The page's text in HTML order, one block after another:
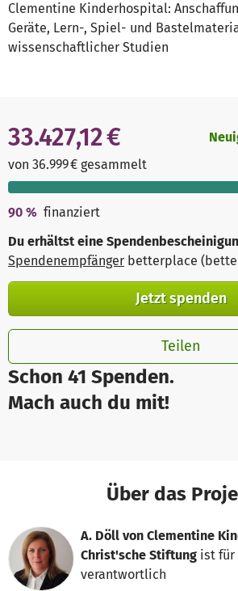
Clementine Kinderhospital:
Geräte, Lern-, Spiel- und
wissenschaftlicher Studien
Schon 41 Spenden.
Mach auch du mit!
33.427,12 €
von 36.999 € gesammelt
90 % finanziert
Du erhältst eine
Spendenempfänger betterplace
Jetzt spenden
Teilen
Über das
A. Döll von Clementine
Christ'sche Stiftung ist für
verantwortlich